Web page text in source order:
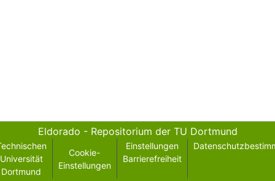
Eldorado - Repositorium der TU Dortmund
Universität
Dortmund
Cookie-
Einstellungen
Einstellungen
Barrierefreiheit